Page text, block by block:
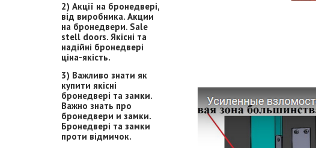
2) Акції на бронедвері,
від виробника. Акции
на бронедвери. Sale
stell doors. Якісні та
надійні бронедвері
ціна-якість.
3) Важливо знати як
купити якісні
бронедвері та замки.
Важно знать про
бронедвери и замки.
Бронедвері та замки
проти відмичок.